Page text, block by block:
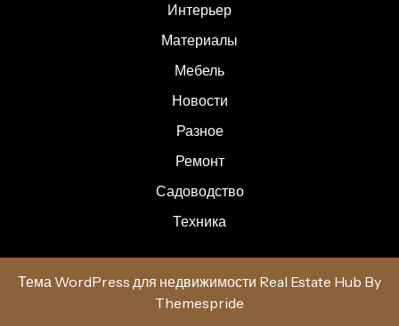
Интерьер
Материалы
Мебель
Новости
Разное
Ремонт
Садоводство
Техника
Тема WordPress для недвижимости Real Estate Hub By
Themespride